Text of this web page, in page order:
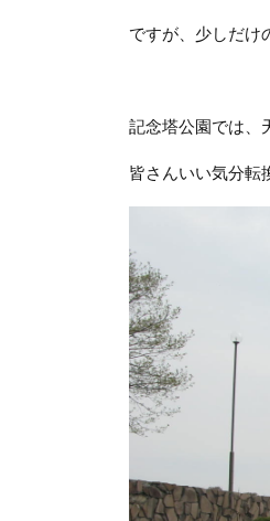
ですが、少しだけ
記念塔公園では、
皆さんいい気分転